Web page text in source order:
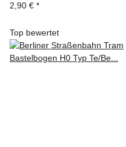
2,90 € *
Top bewertet